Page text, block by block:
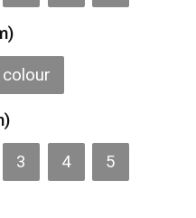
colour
3 4 5